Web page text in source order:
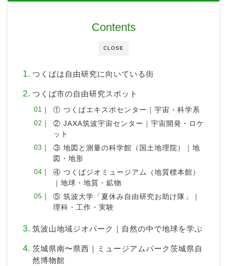
CLOSE
Contents
つくばは自由研究に向いている街
つくば市の自由研究スポット
① つくばエキスポセンター｜宇宙・科学系
② JAXA筑波宇宙センター｜宇宙開発・ロケ
ット
③ 地図と測量の科学館（国土地理院）｜地
図・地形
④ つくばジオミュージアム（地質標本館）
｜地球・地質・鉱物
⑤ 筑波大学「夏休み自由研究お助け隊」｜
理科・工作・実験
筑波山地域ジオパーク｜自然の中で地球を学ぶ
茨城県南〜県西｜ミュージアムパーク茨城県自
然博物館